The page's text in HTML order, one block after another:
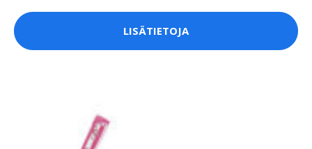
LISÄTIETOJA